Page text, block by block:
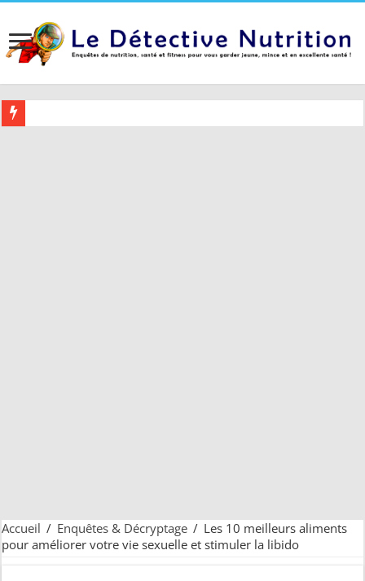
Accueil / Enquêtes & Décryptage / Les 10 meilleurs aliments
pour améliorer votre vie sexuelle et stimuler la libido